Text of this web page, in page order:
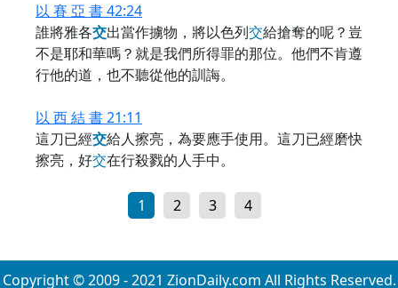
以 賽 亞 書 42:24
誰將雅各交出當作擄物，將以色列交給搶奪的呢？豈
不是耶和華嗎？就是我們所得罪的那位。他們不肯遵
行他的道，也不聽從他的訓誨。
以 西 結 書 21:11
這刀已經交給人擦亮，為要應手使用。這刀已經磨快
擦亮，好交在行殺戮的人手中。
1 2 3 4
Copyright © 2009 - 2021 ZionDaily.com All Rights Reserved.